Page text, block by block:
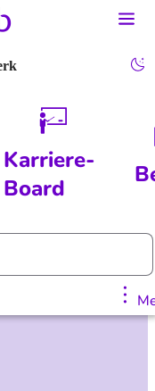
Karriere-
Board